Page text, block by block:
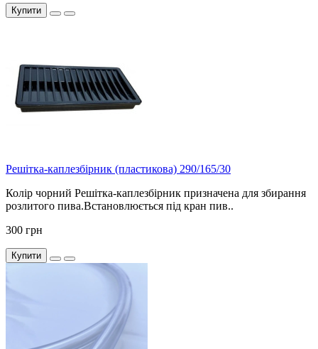
Купити
Решітка-каплезбірник (пластикова) 290/165/30
Колір чорний Решітка-каплезбірник призначена для збирання
розлитого пива.Встановлюється під кран пив..
300 грн
Купити